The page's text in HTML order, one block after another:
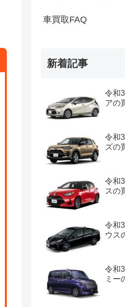
車買取FAQ
新着記事
令和
アの
令和
ズの
令和
スの
令和
ウス
令和
ミー